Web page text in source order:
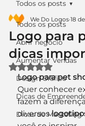
Todos os posts
Abrir negócio
Aumentar Vendas
Design Gráfico
Dicas de
Dicas de Marketing
Todos os posts
Logo para
dicas
We Do Logos 18
Avaliado com
Logo para pet
Quer conhecer
fazem a
diversos